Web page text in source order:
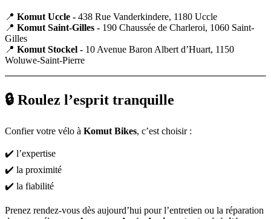
📍 Komut Uccle - 438 Rue Vanderkindere, 1180 Uccle
📍 Komut Saint-Gilles - 190 Chaussée de Charleroi, 1060 Saint-
Gilles
📍 Komut Stockel - 10 Avenue Baron Albert d’Huart, 1150
Woluwe-Saint-Pierre
🔒 Roulez l’esprit tranquille
Confier votre vélo à Komut Bikes, c’est choisir :
✔️ l’expertise
✔️ la proximité
✔️ la fiabilité
Prenez rendez-vous dès aujourd’hui pour l’entretien ou la réparation